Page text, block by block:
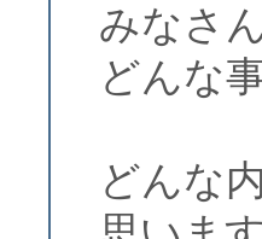
みなさ
どんな
どんな